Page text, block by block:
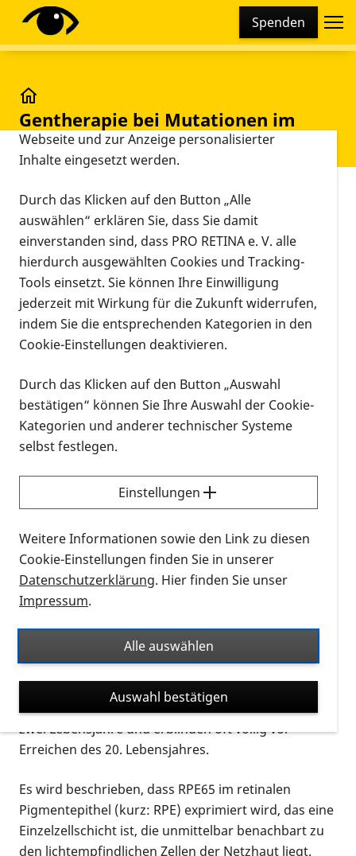
Spenden
Gentherapie bei Mutationen im
RPE65-Gen
Vorlesen
Über eine neue Gentherapie bei
Mutationen im RPE65-Gen berichtet
"Der Augenspiegel" in seiner
Ausgabe 1/2010
Wie es dort heißt, laufen derzeit die Vorbereitungen
gentherapeutischen Behandlung frühkindlicher
Netzhautdegeneration aufgrund von Mutationen in
dem Gen RPE65.
Versuch, der in diesem Jahr durchgeführt wird, sind
[Dr] [Dr] Knut Stieger, [Dr] Markus Preising, [Dr]
von der Universitäts-Augenklinik Gießen.
Die frühkindliche Netzhautdystrophie aufgrund von
Mutationen im RPE65-Gen ist eine sehr seltene
Erkrankung, von der schätzungsweise nur etwa 200
Menschen in Deutschland betroffen sind.
Die Patienten leiden an schweren
Seheinschränkungen schon innerhalb der ersten
zwei Lebensjahre und erblinden oft völlig vor
Erreichen des 20. Lebensjahres.
Es wird beschrieben, dass RPE65 im retinalen
Pigmentepithel (kurz: RPE) exprimiert wird, das eine
Einzelzellschicht ist, die unmittelbar benachbart zu
den lichtempfindlichen Zellen der Netzhaut liegt.
Diese Webseite setzt verschiedene Cookies und
Tracking-Tools ein. Dies beinhaltet Cookies und
technisch notwendig sind, die zu statistischen
Zwecken sowie zur besseren Bedienbarkeit der
Webseite und zur Anzeige personalisierter
Inhalte eingesetzt werden.
Durch das Klicken auf den Button „Alle
auswählen“ erklären Sie, dass Sie damit
einverstanden sind, dass PRO RETINA e. V. alle
hierdurch ausgewählten Cookies und Tracking-
Tools einsetzt. Sie können Ihre Einwilligung
jederzeit mit Wirkung für die Zukunft widerrufen,
indem Sie die entsprechenden Kategorien in den
Cookie-Einstellungen deaktivieren.
Durch das Klicken auf den Button „Auswahl
bestätigen“ können Sie Ihre Auswahl der Cookie-
Kategorien und anderer technischer Systeme
selbst festlegen.
Einstellungen
Weitere Informationen sowie den Link zu diesen
Cookie-Einstellungen finden Sie in unserer
Datenschutzerklärung. Hier finden Sie unser
Impressum.
Alle auswählen
Auswahl bestätigen